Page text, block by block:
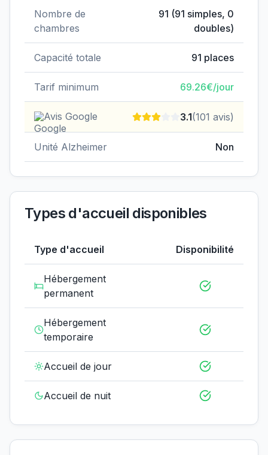
Nombre de
chambres
91 (91 simples, 0
doubles)
Capacité totale 91 places
Tarif minimum 69.26€/jour
Avis Google 3.1(101 avis)
Unité Alzheimer Non
Types d'accueil disponibles
Type d'accueil Disponibilité
Hébergement
permanent
Hébergement
temporaire
Accueil de jour
Accueil de nuit